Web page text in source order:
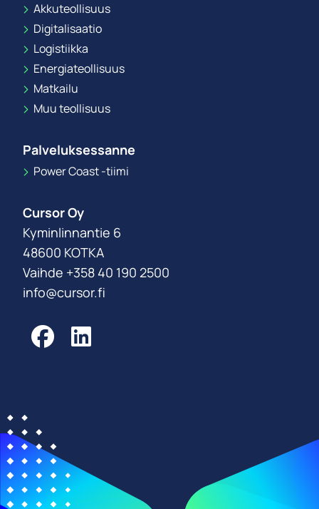
Akkuteollisuus
Digitalisaatio
Logistiikka
Energiateollisuus
Matkailu
Muu teollisuus
Palveluksessanne
Power Coast -tiimi
Cursor Oy
Kyminlinnantie 6
48600 KOTKA
Vaihde +358 40 190 2500
info@cursor.fi
Facebook